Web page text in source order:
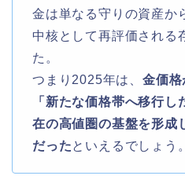
金は単なる守りの資産か
中核として再評価される
た。
つまり2025年は、 金価格
「新たな価格帯へ移行
在の高値圏の基盤を形成
だったといえるでしょう。